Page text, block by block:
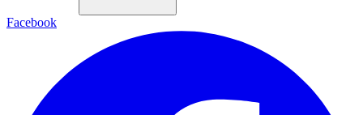
Facebook